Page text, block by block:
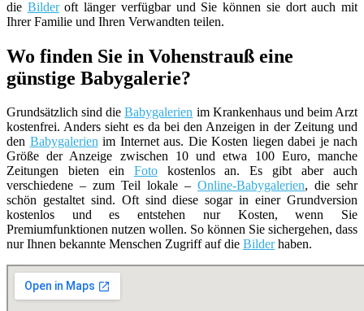
die Bilderoft länger verfügbar und Sie können sie dort auch mit
Ihrer Familie und Ihren Verwandten teilen.
Wo finden Sie in Vohenstrauß eine
günstige Babygalerie?
Grundsätzlich sind dieBabygalerien im Krankenhaus und beim Arzt
kostenfrei. Anders sieht es da bei den Anzeigen in der Zeitung und
den Babygalerienim Internet aus. Die Kosten liegen dabei je nach
Größe der Anzeige zwischen 10 und etwa 100 Euro, manche
Zeitungen bieten ein Fotokostenlos an. Es gibt aber auch
verschiedene – zum Teil lokale – Online-Babygalerien, die sehr
schön gestaltet sind. Oft sind diese sogar in einer Grundversion
kostenlos und es entstehen nur Kosten, wenn Sie
Premiumfunktionen nutzen wollen. So können Sie sichergehen, dass
nur Ihnen bekannte Menschen Zugriff auf die Bilderhaben.